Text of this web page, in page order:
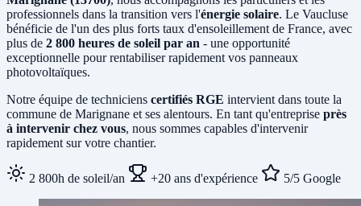
professionnels dans la transition vers l'énergie solaire. Le Vaucluse
bénéficie de l'un des plus forts taux d'ensoleillement de France, avec
plus de 2 800 heures de soleil par an - une opportunité
exceptionnelle pour rentabiliser rapidement vos panneaux
photovoltaïques.
Notre équipe de techniciens certifiés RGE intervient dans toute la
commune de Marignane et ses alentours. En tant qu'entreprise près
à intervenir chez vous, nous sommes capables d'intervenir
rapidement sur votre chantier.
2 800h de soleil/an +20 ans d'expérience 5/5 Google